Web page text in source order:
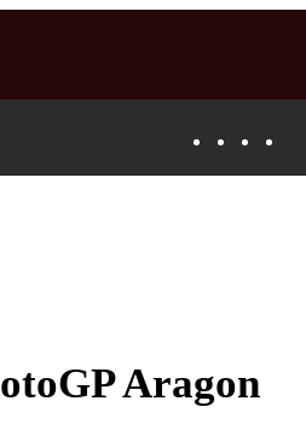
Aragon